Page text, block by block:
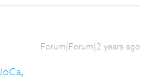
Forum|Forum|2 years ago
,